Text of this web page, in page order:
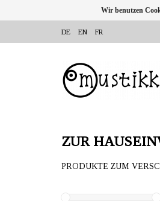
DE EN FR
ZUR
PRODUKTE ZUM
Wir benutzen